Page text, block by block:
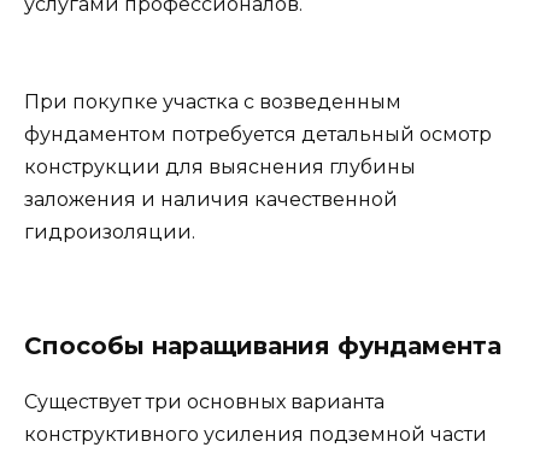
При покупке участка с возведенным
фундаментом потребуется детальный осмотр
конструкции для выяснения глубины
заложения и наличия качественной
гидроизоляции.
Способы наращивания фундамента
Существует три основных варианта
конструктивного усиления подземной части